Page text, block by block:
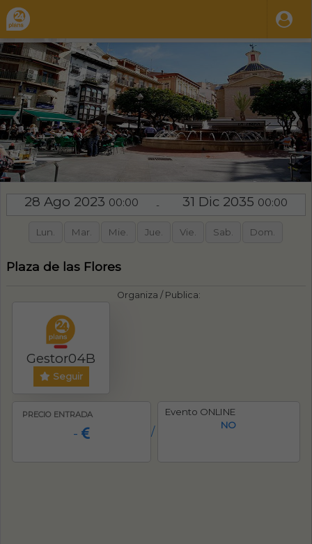
❮ ❯
28 Ago 2023 00:00 - 31 Dic 2035 00:00
Lun. Mar. Mie. Jue. Vie. Sab. Dom.
Plaza de las Flores
Organiza / Publica:
Gestor04B
Seguir
PRECIO ENTRADA
- /
Evento ONLINE
NO